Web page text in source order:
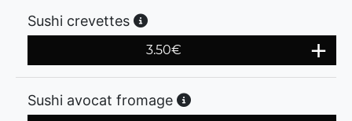
Sushi crevettes
3.50€
Sushi avocat fromage